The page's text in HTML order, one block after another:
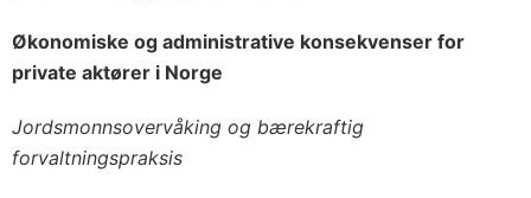
Økonomiske og administrative konsekvenser for
private aktører i Norge
Jordsmonnsovervåking og bærekraftig
forvaltningspraksis